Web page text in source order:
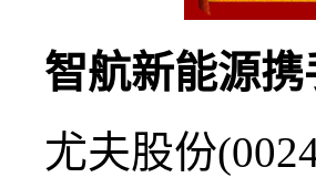
智航新能源
尤夫股份